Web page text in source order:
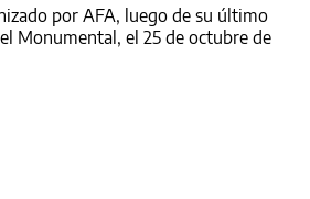
por AFA, luego de su último
Monumental, el 25 de octubre de